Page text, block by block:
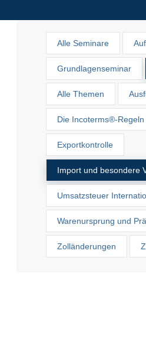
Alle Seminare
Grundlagenseminar
Alle Themen
Die Incoterms®-Regeln
Exportkontrolle
Import und besondere
Umsatzsteuer
Warenursprung und
Zolländerungen